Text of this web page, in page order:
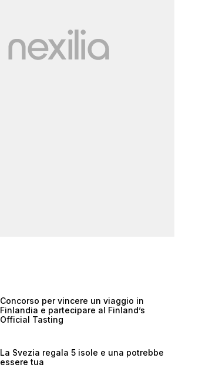
Concorso per vincere un viaggio in
Finlandia e partecipare al Finland’s
Official Tasting
La Svezia regala 5 isole e una potrebbe
essere tua